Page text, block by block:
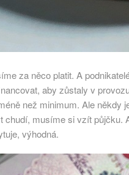
za něco platit. A
aby zůstaly v
než minimum. Ale někdy
chudí, musíme si vzít půjčku.
výhodná.